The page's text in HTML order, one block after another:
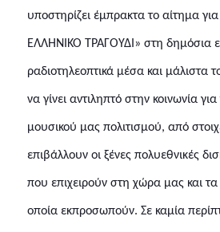
υποστηρίζει έμπρακτα το αίτημα
ΕΛΛΗΝΙΚΟ ΤΡΑΓΟΥΔΙ» στη δημόσια
ραδιοτηλεοπτικά μέσα και μάλιστα
να γίνει αντιληπτό στην κοινωνία
μουσικού μας πολιτισμού, από
επιβάλλουν οι ξένες πολυεθνικές
που επιχειρούν στη χώρα μας και
οποία εκπροσωπούν. Σε καμία